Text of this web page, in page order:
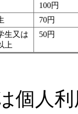
100円
70円
生又は
上
50円
個人